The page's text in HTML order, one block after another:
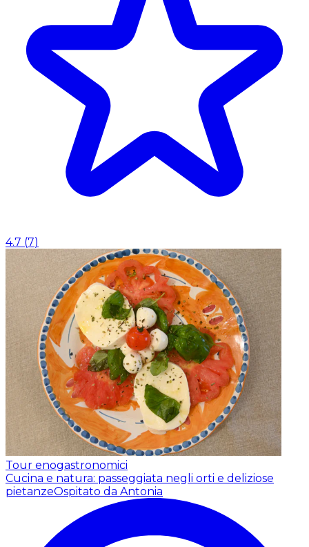
4.7 (7)
Tour enogastronomici
Cucina e natura: passeggiata negli orti e deliziose
pietanzeOspitato da Antonia